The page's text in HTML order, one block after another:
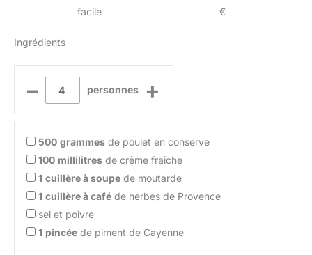
facile €
Ingrédients
– personnes +
500 grammes de poulet en conserve
100 millilitres de crème fraîche
1 cuillère à soupe de moutarde
1 cuillère à café de herbes de Provence
sel et poivre
1 pincée de piment de Cayenne